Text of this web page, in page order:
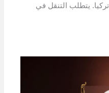
يتطلب التنقل في